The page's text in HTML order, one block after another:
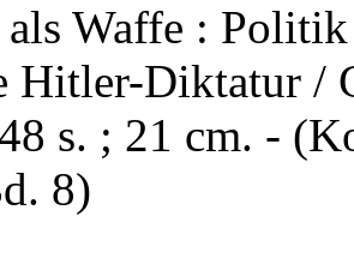
Waffe :
Hitler-Diktatur /
s. ; 21 cm. -
8)